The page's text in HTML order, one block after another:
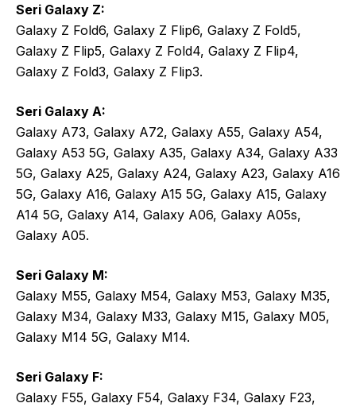
Seri Galaxy Z:
Galaxy Z Fold6, Galaxy Z Flip6, Galaxy Z Fold5,
Galaxy Z Flip5, Galaxy Z Fold4, Galaxy Z Flip4,
Galaxy Z Fold3, Galaxy Z Flip3.
Seri Galaxy A:
Galaxy A73, Galaxy A72, Galaxy A55, Galaxy A54,
Galaxy A53 5G, Galaxy A35, Galaxy A34, Galaxy A33
5G, Galaxy A25, Galaxy A24, Galaxy A23, Galaxy A16
5G, Galaxy A16, Galaxy A15 5G, Galaxy A15, Galaxy
A14 5G, Galaxy A14, Galaxy A06, Galaxy A05s,
Galaxy A05.
Seri Galaxy M:
Galaxy M55, Galaxy M54, Galaxy M53, Galaxy M35,
Galaxy M34, Galaxy M33, Galaxy M15, Galaxy M05,
Galaxy M14 5G, Galaxy M14.
Seri Galaxy F:
Galaxy F55, Galaxy F54, Galaxy F34, Galaxy F23,